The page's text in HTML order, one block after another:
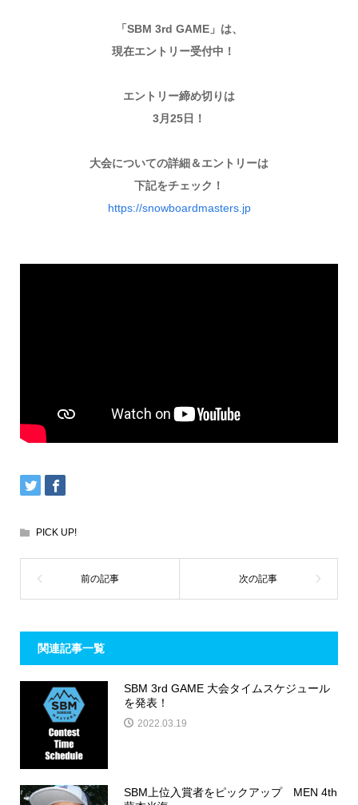
「SBM 3rd GAME」は、
現在エントリー受付中！
エントリー締め切りは
3月25日！
大会についての詳細＆エントリーは
下記をチェック！
https://snowboardmasters.jp
PICK UP!
関連記事一覧
SBM 3rd GAME 大会タイムスケジュール
を発表！
2022.03.19
SBM上位入賞者をピックアップ MEN 4th